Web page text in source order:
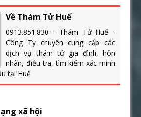
Về Thám Tử Huế
0913.851.830 - Thám Tử Huế -
Công Ty chuyên cung cấp các
dịch vụ thám tử gia đình, hôn
nhân, điều tra, tìm kiếm xác minh
tại Huế
xã hội